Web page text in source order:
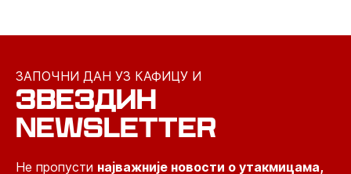
ЗАПОЧНИ ДАН УЗ КАФИЦУ И
ЗВЕЗДИН
NEWSLETTER
Не пропусти најважније новости о утакмицама,